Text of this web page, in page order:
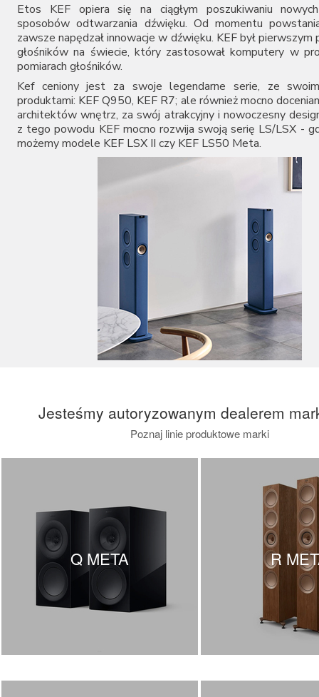
Etos KEF opiera się na ciągłym poszukiwaniu
sposobów odtwarzania dźwięku. Od momentu
zawsze napędzał innowacje w dźwięku. KEF był pierwszym
głośników na świecie, który zastosował komputery w
pomiarach głośników.
Kef ceniony jest za swoje legendarne serie, ze
produktami: KEF Q950, KEF R7; ale również mocno
architektów wnętrz, za swój atrakcyjny i nowoczesny
z tego powodu KEF mocno rozwija swoją serię LS/LSX -
możemy modele KEF LSX II czy KEF LS50 Meta.
Jesteśmy autoryzowanym dealerem
Poznaj linie produktowe marki
Q META R